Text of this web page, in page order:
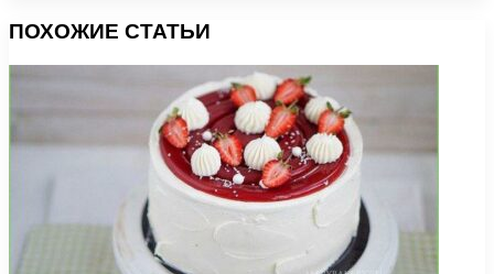
ПОХОЖИЕ СТАТЬИ